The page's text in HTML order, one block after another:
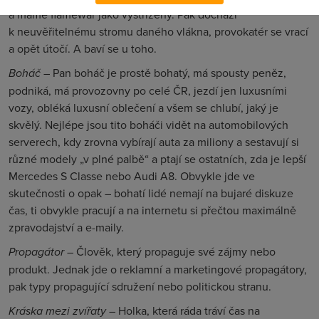
a máme flamewar jako vystřižený. Pak dochází
k neuvěřitelnému stromu daného vlákna, provokatér se vrací
a opět útočí. A baví se u toho.
Boháč– Pan boháč je prostě bohatý, má spousty peněz,
podniká, má provozovny po celé ČR, jezdí jen luxusními
vozy, obléká luxusní oblečení a všem se chlubí, jaký je
skvělý. Nejlépe jsou tito boháči vidět na automobilových
serverech, kdy zrovna vybírají auta za miliony a sestavují si
různé modely „v plné palbě“ a ptají se ostatních, zda je lepší
Mercedes S Classe nebo Audi A8. Obvykle jde ve
skutečnosti o opak – bohatí lidé nemají na bujaré diskuze
čas, ti obvykle pracují a na internetu si přečtou maximálně
zpravodajství a e-maily.
Propagátor– Člověk, který propaguje své zájmy nebo
produkt. Jednak jde o reklamní a marketingové propagátory,
pak typy propagující sdružení nebo politickou stranu.
Kráska mezi zvířaty– Holka, která ráda tráví čas na